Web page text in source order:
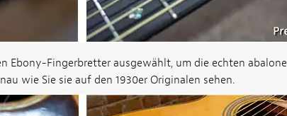
Ebony-Fingerbretter ausgewählt, um die echten abalone
wie Sie sie auf den 1930er Originalen sehen.